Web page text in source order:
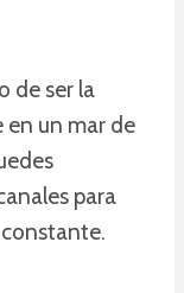
de ser la
un mar de
para